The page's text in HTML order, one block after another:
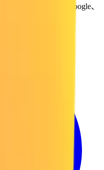
符号 — Apple、Google、